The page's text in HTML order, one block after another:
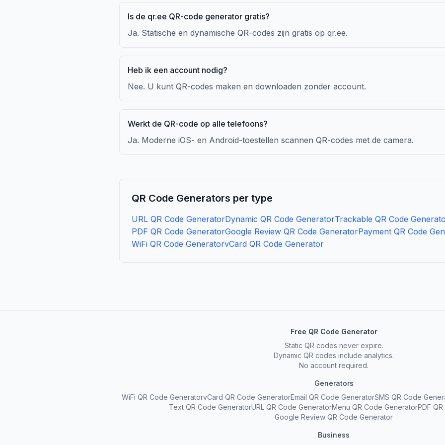
Is de qr.ee QR-code generator gratis?
Ja. Statische en dynamische QR-codes zijn gratis op qr.ee.
Heb ik een account nodig?
Nee. U kunt QR-codes maken en downloaden zonder account.
Werkt de QR-code op alle telefoons?
Ja. Moderne iOS- en Android-toestellen scannen QR-codes met de camera.
QR Code Generators per type
URL QR Code GeneratorDynamic QR Code GeneratorTrackable QR Code
PDF QR Code GeneratorGoogle Review QR Code GeneratorPayment QR Code
WiFi QR Code GeneratorvCard QR Code Generator
Free QR Code Generator
Static QR codes never expire.
Dynamic QR codes include analytics.
No account required.
Generators
WiFi QR Code GeneratorvCard QR Code GeneratorEmail QR Code GeneratorSMS QR Code
Text QR Code GeneratorURL QR Code GeneratorMenu QR Code GeneratorPDF
Google Review QR Code Generator
Business